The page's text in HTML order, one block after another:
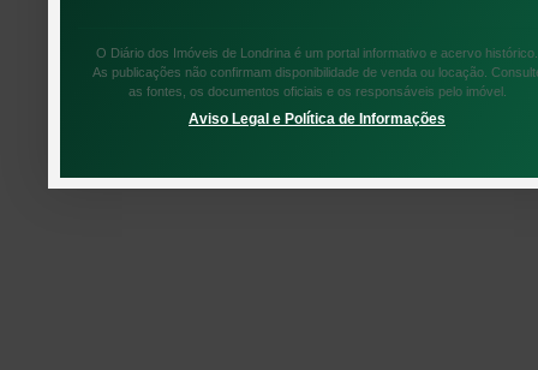
O Diário dos Imóveis de Londrina é um portal informativo e acervo histórico.
As publicações não confirmam disponibilidade de venda ou locação.
as fontes, os documentos oficiais e os responsáveis pelo imóvel.
Aviso Legal e Política de Informações